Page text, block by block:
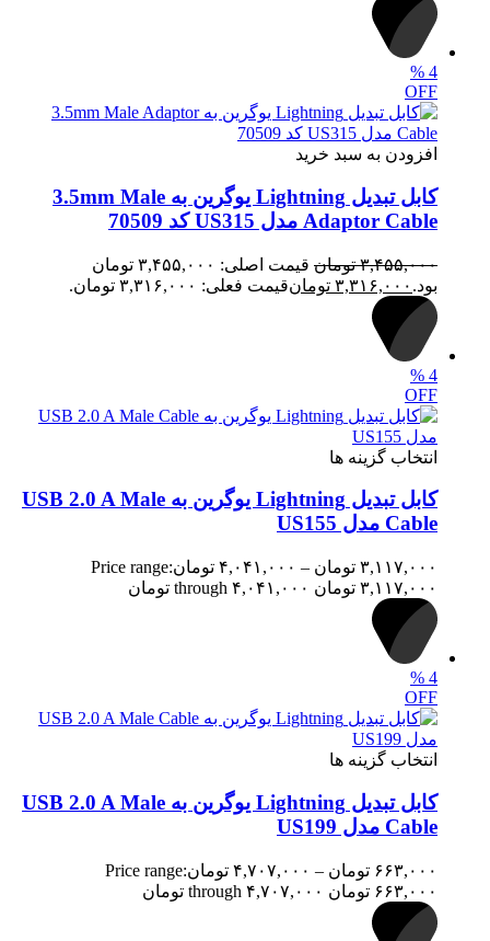
4
%
OFF
افزودن به سبد خرید
کابل تبدیل Lightning یوگرین به 3.5mm Male
Adaptor Cable مدل US315 کد 70509
۳,۴۵۵,۰۰۰ تومان
قیمت اصلی: ۳,۴۵۵,۰۰۰ تومان
بود. ۳,۳۱۶,۰۰۰ تومانقیمت فعلی: ۳,۳۱۶,۰۰۰ تومان.
4
%
OFF
انتخاب گزینه ها
کابل تبدیل Lightning یوگرین به USB 2.0 A Male
Cable مدل US155
۳,۱۱۷,۰۰۰ تومان – ۴,۰۴۱,۰۰۰ تومانPrice range:
۳,۱۱۷,۰۰۰ تومان through ۴,۰۴۱,۰۰۰ تومان
4
%
OFF
انتخاب گزینه ها
کابل تبدیل Lightning یوگرین به USB 2.0 A Male
Cable مدل US199
۶۶۳,۰۰۰ تومان – ۴,۷۰۷,۰۰۰ تومانPrice range:
۶۶۳,۰۰۰ تومان through ۴,۷۰۷,۰۰۰ تومان